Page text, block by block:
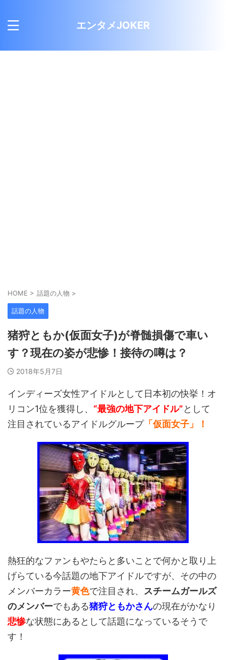
エンタメJOKER
HOME > 話題の人物 >
話題の人物
猪狩ともか(仮面女子)が脊髄損傷で車い
す？現在の姿が悲惨！接待の噂は？
2018年5月7日
インディーズ女性アイドルとして日本初の快挙！オ
リコン1位を獲得し、 “最強の地下アイドル”として
注目されているアイドルグループ「仮面女子」！
熱狂的なファンもやたらと多いことで何かと取り上
げらている今話題の地下アイドルですが、その中の
メンバーカラー黄色で注目され、 スチームガールズ
のメンバーでもある猪狩ともかさんの現在がかなり
悲惨な状態にあるとして話題になっているそうで
す！